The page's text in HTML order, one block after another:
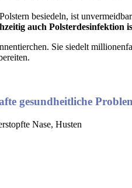
besiedeln, ist
auch
Sie siedelt
gesundheitliche
Nase, Husten